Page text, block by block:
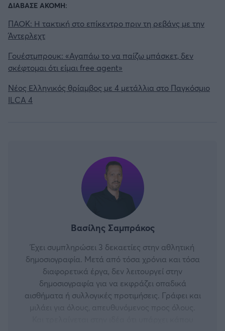
ΔΙΑΒΑΣΕ ΑΚΟΜΗ:
ΠΑΟΚ: Η τακτική στο επίκεντρο πριν τη ρεβάνς με την
Άντερλεχτ
Γουέστμπρουκ: «Αγαπάω το να παίζω μπάσκετ, δεν
σκέφτομαι ότι είμαι free agent»
Νέος Ελληνικός θρίαμβος με 4 μετάλλια στο Παγκόσμιο
ILCA 4
Βασίλης Σαμπράκος
Έχει συμπληρώσει 3 δεκαετίες στην αθλητική
δημοσιογραφία. Μετά από τόσα χρόνια και τόσα
διαφορετικά έργα, δεν λειτουργεί στην
δημοσιογραφία για να εκφράζει οπαδικά
αισθήματα ή συλλογικές προτιμήσεις. Γράφει και
μιλάει για όλους, απευθυνόμενος προς όλους.